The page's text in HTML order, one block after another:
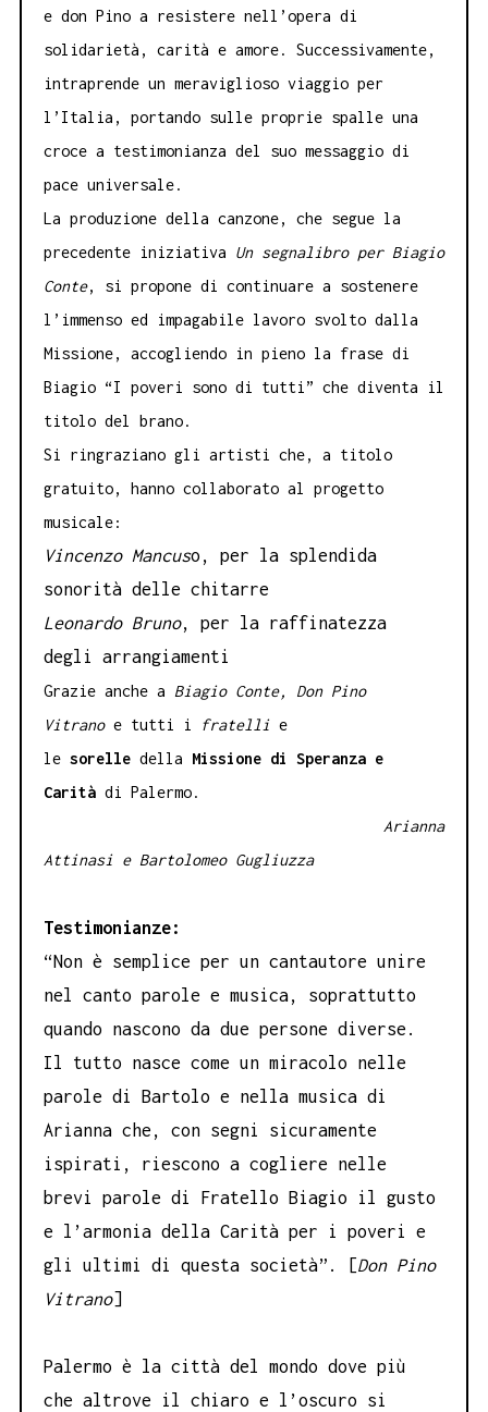
e don Pino a resistere nell’opera di
solidarietà, carità e amore. Successivamente,
intraprende un meraviglioso viaggio per
l’Italia, portando sulle proprie spalle una
croce a testimonianza del suo messaggio di
pace universale.
La produzione della canzone, che segue la
precedente iniziativa Un segnalibro per Biagio
Conte, si propone di continuare a sostenere
l’immenso ed impagabile lavoro svolto dalla
Missione, accogliendo in pieno la frase di
Biagio “I poveri sono di tutti” che diventa il
titolo del brano.
Si ringraziano gli artisti che, a titolo
gratuito, hanno collaborato al progetto
musicale:
Vincenzo Mancuso, per la splendida
sonorità delle chitarre
Leonardo Bruno, per la raffinatezza
degli arrangiamenti
Grazie anche a Biagio Conte, Don Pino
Vitrano e tutti i fratelli e
le sorelle della Missione di Speranza e
Carità di Palermo.
Arianna
Attinasi e Bartolomeo Gugliuzza
Testimonianze:
“Non è semplice per un cantautore unire
nel canto parole e musica, soprattutto
quando nascono da due persone diverse.
Il tutto nasce come un miracolo nelle
parole di Bartolo e nella musica di
Arianna che, con segni sicuramente
ispirati, riescono a cogliere nelle
brevi parole di Fratello Biagio il gusto
e l’armonia della Carità per i poveri e
gli ultimi di questa società”. [Don Pino
Vitrano]
Palermo è la città del mondo dove più
che altrove il chiaro e l’oscuro si